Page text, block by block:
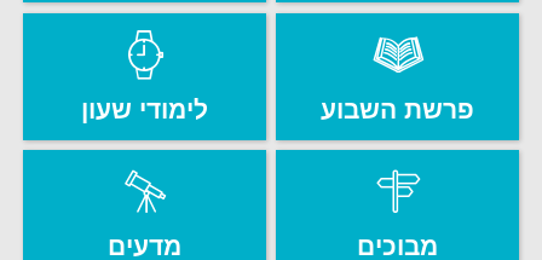
פרשת השבוע לימודי שעון
מבוכים מדעים